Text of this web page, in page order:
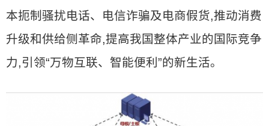
本扼制骚扰电话、电信诈骗及电商假货,推动消费
升级和供给侧革命,提高我国整体产业的国际竞争
力,引领“万物互联、智能便利”的新生活。